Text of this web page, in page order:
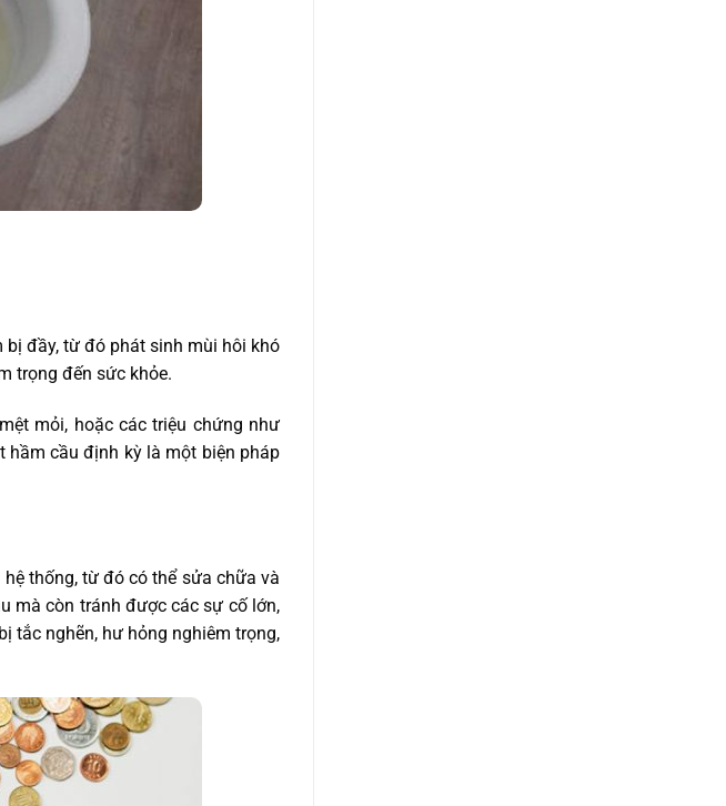
đầy, từ đó phát sinh mùi hôi khó
trọng đến sức khỏe.
mỏi, hoặc các triệu chứng như
hầm cầu định kỳ là một biện pháp
thống, từ đó có thể sửa chữa và
mà còn tránh được các sự cố lớn,
tắc nghẽn, hư hỏng nghiêm trọng,